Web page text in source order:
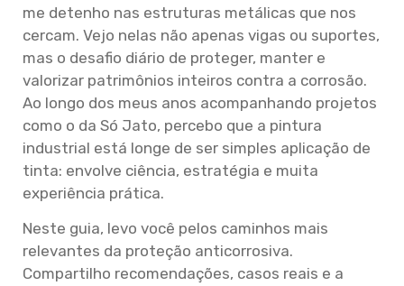
me detenho nas estruturas metálicas que nos
cercam. Vejo nelas não apenas vigas ou suportes,
mas o desafio diário de proteger, manter e
valorizar patrimônios inteiros contra a corrosão.
Ao longo dos meus anos acompanhando projetos
como o da Só Jato, percebo que a pintura
industrial está longe de ser simples aplicação de
tinta: envolve ciência, estratégia e muita
experiência prática.
Neste guia, levo você pelos caminhos mais
relevantes da proteção anticorrosiva.
Compartilho recomendações, casos reais e a